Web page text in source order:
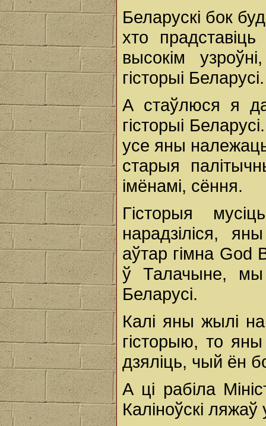
Беларускі бок
хто
высокім
гісторыі Беларусі.
А стаўлюся я
гісторыі
усе яны
старыя
імёнамі, сёння.
Гісторыя
нарадзіліся,
аўтар гімна God
ў Талачыне,
Беларусі.
Калі яны жылі
гісторыю, то
дзяліць, чый ён
А ці рабіла
Каліноўскі